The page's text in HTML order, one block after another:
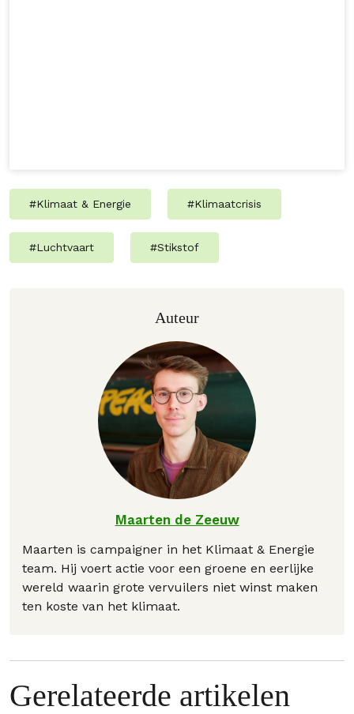
#Klimaat & Energie #Klimaatcrisis
#Luchtvaart #Stikstof
Auteur
Maarten de Zeeuw
Maarten is campaigner in het Klimaat & Energie
team. Hij voert actie voor een groene en eerlijke
wereld waarin grote vervuilers niet winst maken
ten koste van het klimaat.
Gerelateerde artikelen